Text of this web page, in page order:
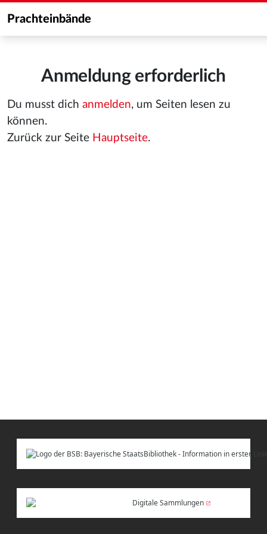
Prachteinbände
Anmeldung erforderlich
Du musst dich anmelden, um Seiten lesen zu
können.
Zurück zur Seite Hauptseite.
Digitale Sammlungen